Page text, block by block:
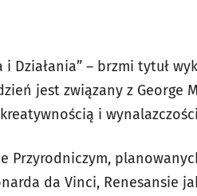
i Działania” – brzmi tytuł
jest związany z George
i
Przyrodniczym,
da Vinci, Renesansie